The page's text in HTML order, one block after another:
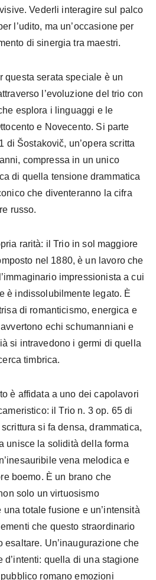
Vederli interagire sul palco
l’udito, ma un’occasione per
di sinergia tra maestri.
questa serata speciale è un
l’evoluzione del trio con
esplora i linguaggi e le
e Novecento. Si parte
di Šostakovič, un’opera scritta
compressa in un unico
di quella tensione drammatica
che diventeranno la cifra
russo.
rarità: il Trio in sol maggiore
nel 1880, è un lavoro che
impressionista a cui
è indissolubilmente legato. È
di romanticismo, energica e
echi schumanniani e
si intravedono i germi di quella
timbrica.
è affidata a uno dei capolavori
il Trio n. 3 op. 65 di
si fa densa, drammatica,
unisce la solidità della forma
vena melodica e
boemo. È un brano che
solo un virtuosismo
totale fusione e un’intensità
che questo straordinario
esaltare. Un’inaugurazione che
d’intenti: quella di una stagione
romano emozioni